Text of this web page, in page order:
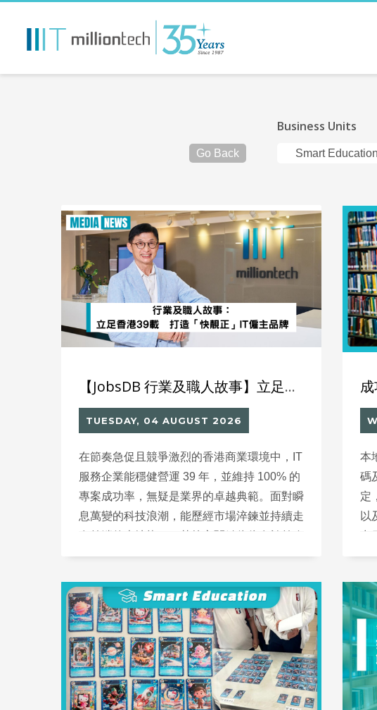
Go Back
Business Units
【JobsDB 行業及職人故事】立足香港39載 打造「快靚正」IT僱主品牌
TUESDAY, 04 AUGUST 2026
在節奏急促且競爭激烈的香港商業環境中，IT
服務企業能穩健營運 39 年，並維持 100% 的
專案成功率，無疑是業界的卓越典範。面對瞬
息萬變的科技浪潮，能歷經市場淬鍊並持續走
的人才思維與務實的營運哲學。在招募新世代
境至關重要，唯有確保思維絕對不老化，才能
成為持續推動企業轉型的關鍵動力。
本
碼
定
以